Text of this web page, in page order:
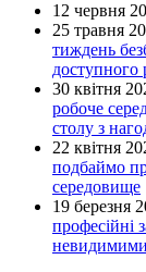
12 червня
25 травня
тиждень
доступного
30 квітня
робоче
столу з
22 квітня
подбаймо
середовище
19 березня
професійні
невидимими